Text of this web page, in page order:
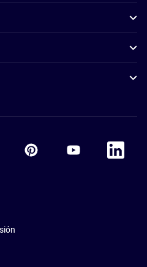
TwitterAccor PinterestAccor Youtube
Accor